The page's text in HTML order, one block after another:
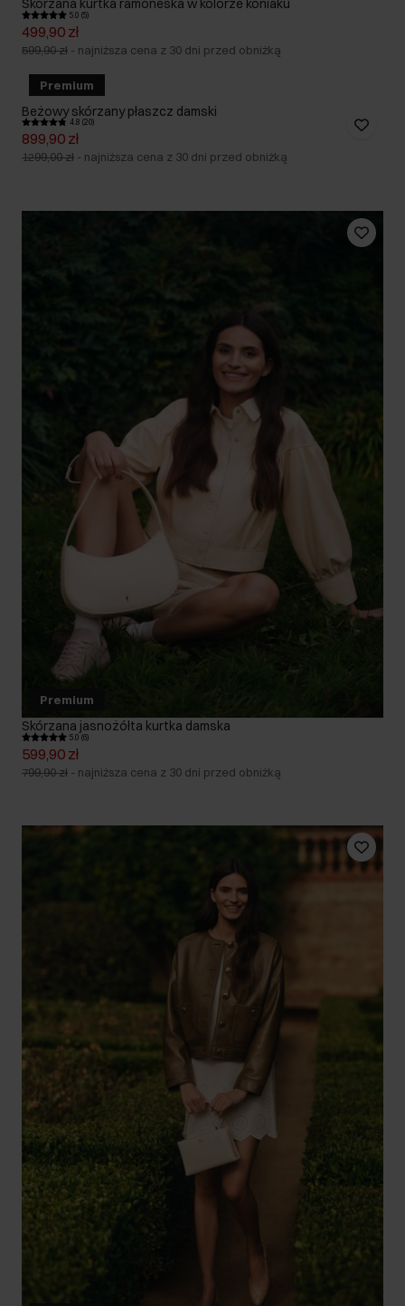
Skórzana kurtka ramoneska w kolorze koniaku
5.0 (5)
499,90 zł
599,90 zł - najniższa cena z 30 dni przed obniżką
Premium
Beżowy skórzany płaszcz damski
4.8 (20)
899,90 zł
1299,00 zł - najniższa cena z 30 dni przed obniżką
Premium
Skórzana jasnożółta kurtka damska
5.0 (6)
599,90 zł
799,90 zł - najniższa cena z 30 dni przed obniżką